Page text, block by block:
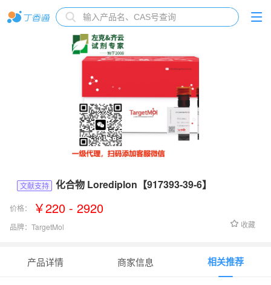
文献支持 化合物 Lorediplon【917393-39-6】
价格： ￥220 - 2920
品牌： TargetMol 收藏
产品详情 商家信息 相关推荐